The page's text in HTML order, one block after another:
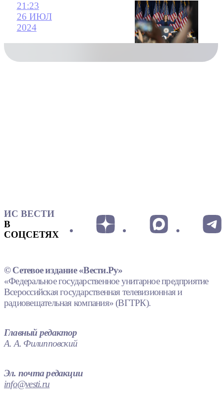
21:23
26 ИЮЛ
2024
ИС ВЕСТИ
В
СОЦСЕТЯХ
© Сетевое издание «Вести.Ру»
«Федеральное государственное унитарное предприятие
Всероссийская государственная телевизионная и
радиовещательная компания» (ВГТРК).
Главный редактор
А. А. Филипповский
Эл. почта редакции
info@vesti.ru